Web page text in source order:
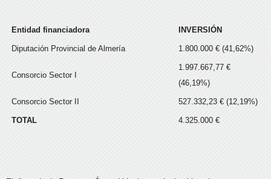
Entidad financiadora INVERSIÓN
Diputación Provincial de Almería 1.800.000 € (41,62%)
Consorcio Sector I
1.997.667,77 €
(46,19%)
Consorcio Sector II 527.332,23 € (12,19%)
TOTAL 4.325.000 €